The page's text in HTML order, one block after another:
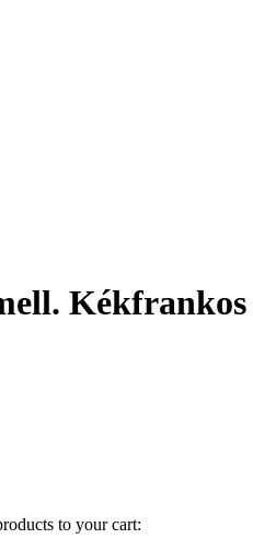
Kékfrankos
to your cart: